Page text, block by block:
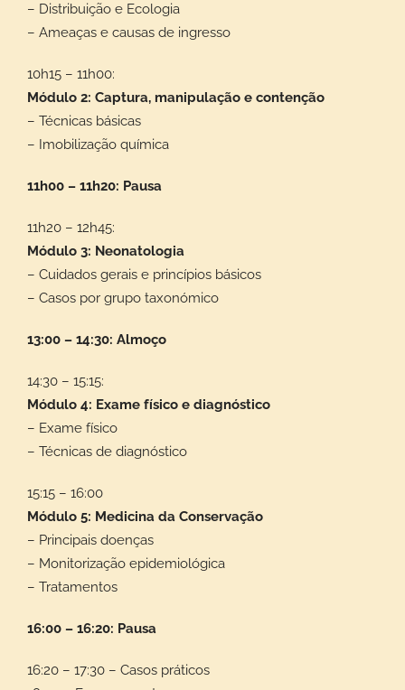
– Distribuição e Ecologia
– Ameaças e causas de ingresso
10h15 – 11h00:
Módulo 2: Captura, manipulação e contenção
– Técnicas básicas
– Imobilização química
11h00 – 11h20: Pausa
11h20 – 12h45:
Módulo 3: Neonatologia
– Cuidados gerais e princípios básicos
– Casos por grupo taxonómico
13:00 – 14:30: Almoço
14:30 – 15:15:
Módulo 4: Exame físico e diagnóstico
– Exame físico
– Técnicas de diagnóstico
15:15 – 16:00
Módulo 5: Medicina da Conservação
– Principais doenças
– Monitorização epidemiológica
– Tratamentos
16:00 – 16:20: Pausa
16:20 – 17:30 – Casos práticos